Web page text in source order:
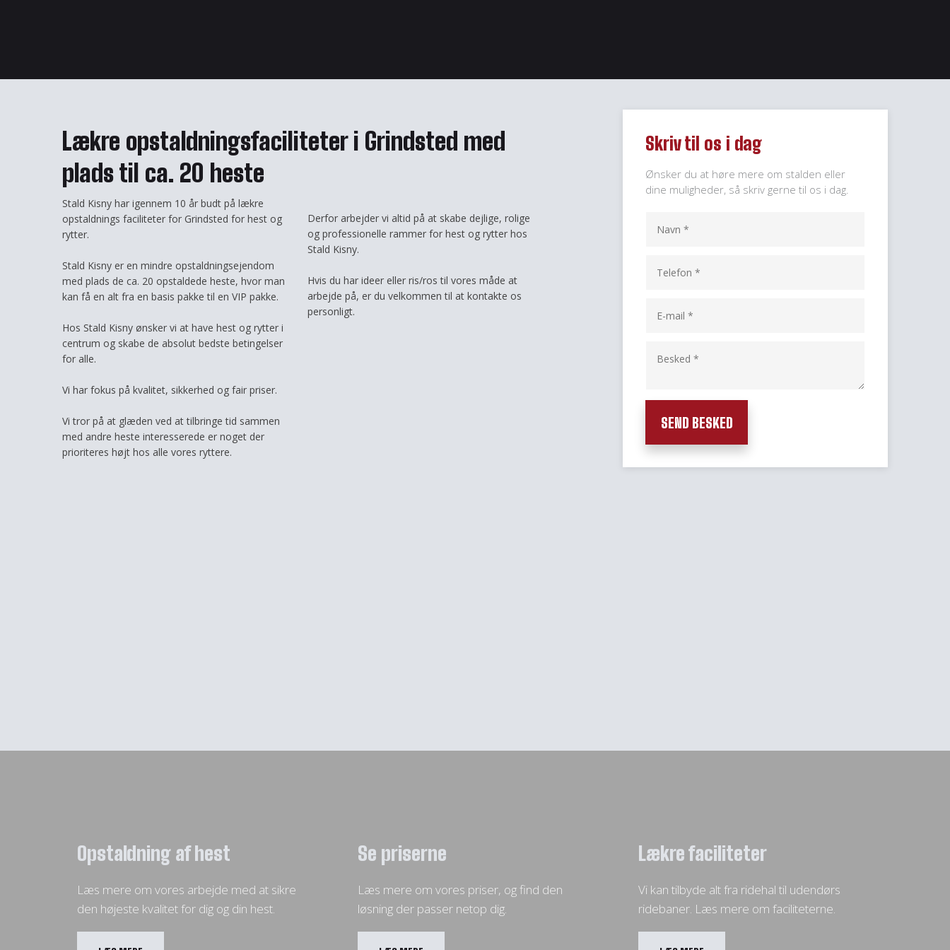
Lækre opstaldningsfaciliteter i Grindsted med
plads til ca. 20 heste
Stald Kisny har igennem 10 år budt på lækre
opstaldnings faciliteter for Grindsted for hest og
rytter.
Stald Kisny er en mindre opstaldningsejendom
med plads de ca. 20 opstaldede heste, hvor man
kan få en alt fra en basis pakke til en VIP pakke.
Hos Stald Kisny ønsker vi at have hest og rytter i
centrum og skabe de absolut bedste betingelser
for alle.
Vi har fokus på kvalitet, sikkerhed og fair priser.
Vi tror på at glæden ved at tilbringe tid sammen
med andre heste interesserede er noget der
prioriteres højt hos alle vores ryttere.
Derfor arbejder vi altid på at skabe dejlige, rolige
og professionelle rammer for hest og rytter hos
Stald Kisny.
Hvis du har ideer eller ris/ros til vores måde at
arbejde på, er du velkommen til at kontakte os
personligt.​
Skriv til os i dag
Ønsker du at høre mere om stalden eller
dine muligheder, så skriv gerne til os i dag.
Opstaldning af hest
Læs mere om vores arbejde med at sikre
den højeste kvalitet for dig og din hest.
Se priserne
Læs mere om vores priser, og find den
løsning der passer netop dig.
Lækre faciliteter
Vi kan tilbyde alt fra ridehal til udendørs
ridebaner. Læs mere om faciliteterne.